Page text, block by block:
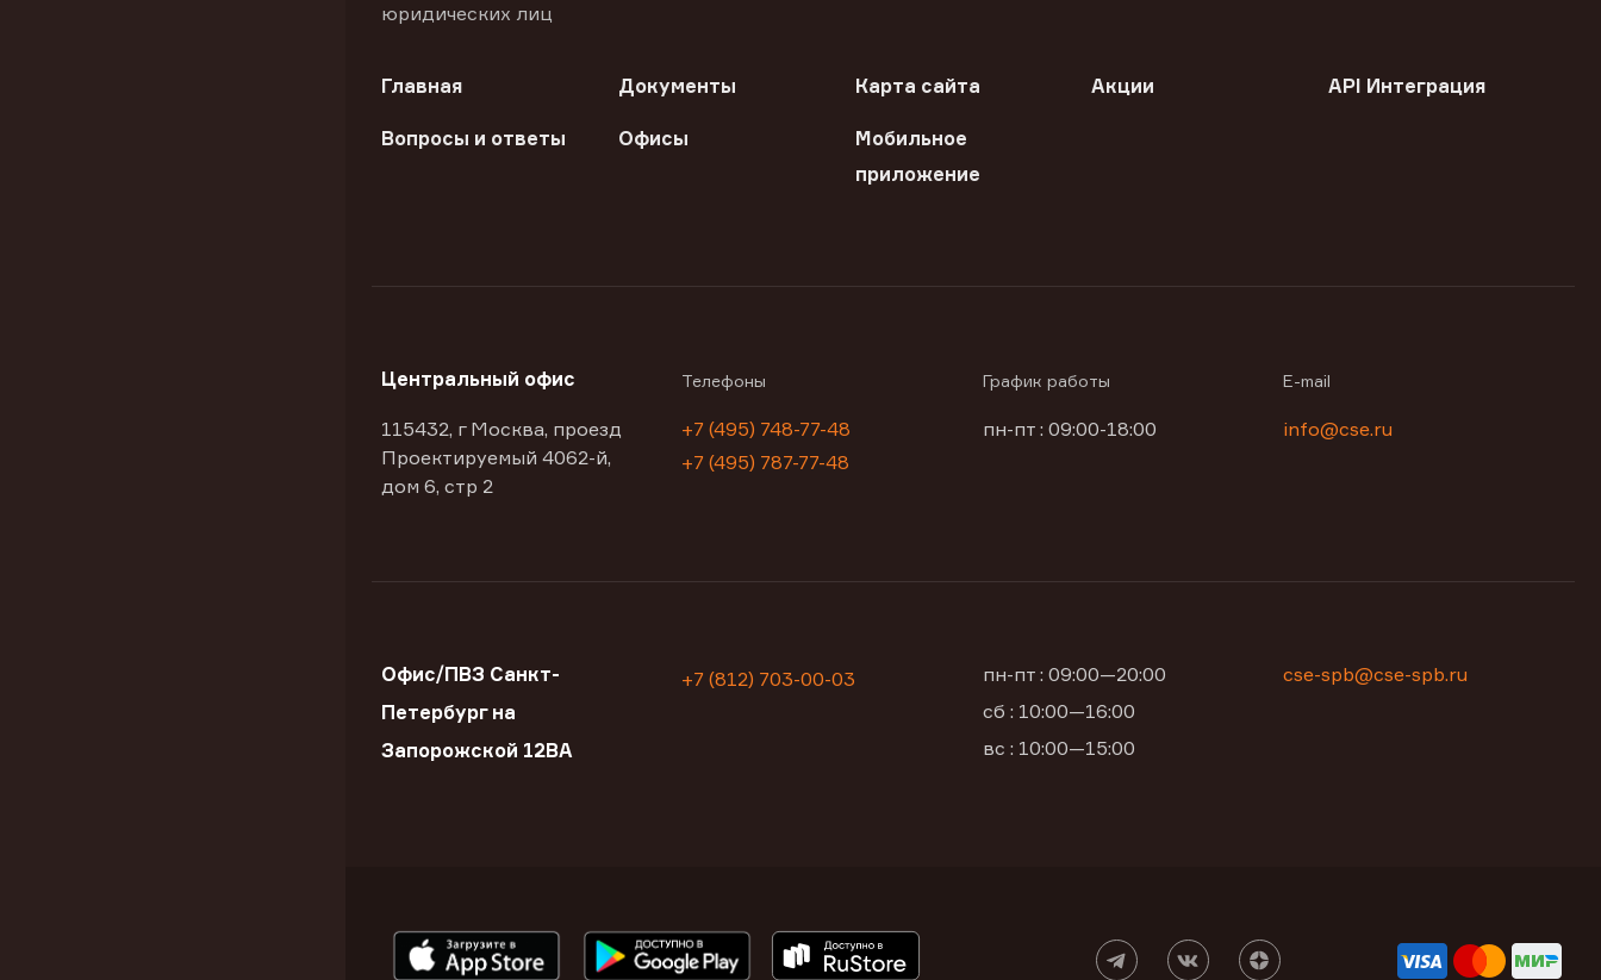
юридических лиц
Главная Документы Карта сайта Акции API Интеграция
Вопросы и ответы Офисы
Мобильное
приложение
Центральный офис
115432, г Москва, проезд
Проектируемый 4062-й,
дом 6, стр 2
Телефоны
+7 (495) 748-77-48
+7 (495) 787-77-48
График работы
пн-пт : 09:00-18:00
E-mail
info@cse.ru
Офис/ПВЗ Санкт-
Петербург на
Запорожской 12ВА
+7 (812) 703-00-03
пн-пт : 09:00—20:00
сб : 10:00—16:00
вс : 10:00—15:00
cse-spb@cse-spb.ru